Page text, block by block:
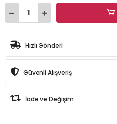
Hızlı Gönderi
Güvenli Alışveriş
İade ve Değişim